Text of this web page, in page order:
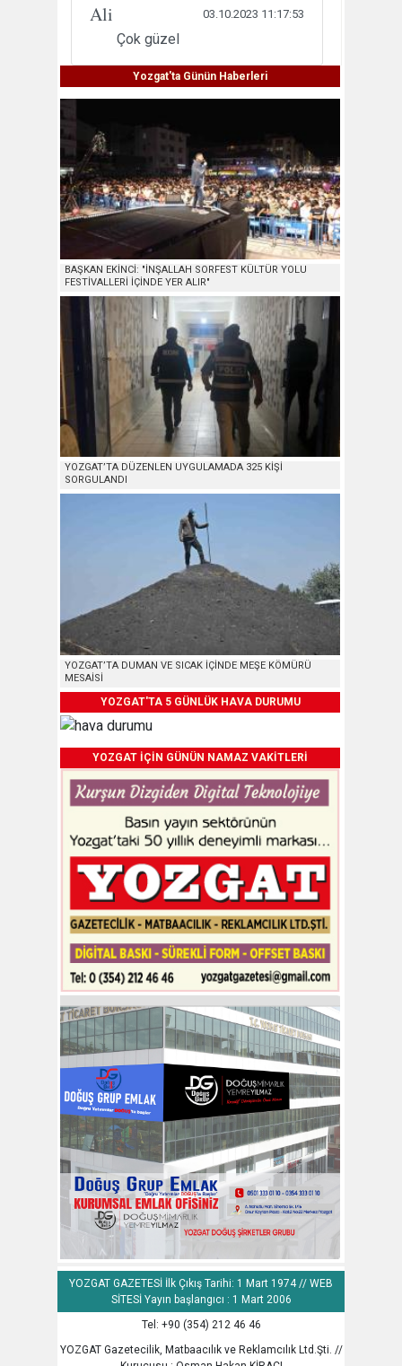
Ali 03.10.2023 11:17:53
Çok güzel
Yozgat'ta Günün Haberleri
BAŞKAN EKİNCİ: "İNŞALLAH SORFEST KÜLTÜR YOLU
FESTİVALLERİ İÇİNDE YER ALIR"
YOZGAT’TA DÜZENLEN UYGULAMADA 325 KİŞİ
SORGULANDI
YOZGAT’TA DUMAN VE SICAK İÇİNDE MEŞE KÖMÜRÜ
MESAİSİ
YOZGAT'TA 5 GÜNLÜK HAVA DURUMU
YOZGAT İÇİN GÜNÜN NAMAZ VAKİTLERİ
YOZGAT GAZETESİ İlk Çıkış Tarihi: 1 Mart 1974 // WEB
SİTESİ Yayın başlangıcı : 1 Mart 2006
Tel: +90 (354) 212 46 46
YOZGAT Gazetecilik, Matbaacılık ve Reklamcılık Ltd.Şti. //